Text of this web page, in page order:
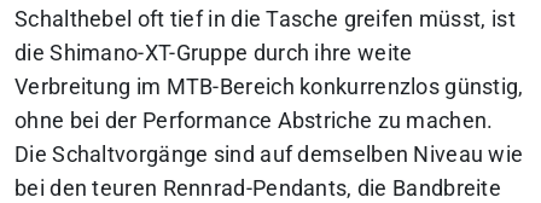
Schalthebel oft tief in die Tasche greifen müsst, ist
die Shimano-XT-Gruppe durch ihre weite
Verbreitung im MTB-Bereich konkurrenzlos günstig,
ohne bei der Performance Abstriche zu machen.
Die Schaltvorgänge sind auf demselben Niveau wie
bei den teuren Rennrad-Pendants, die Bandbreite